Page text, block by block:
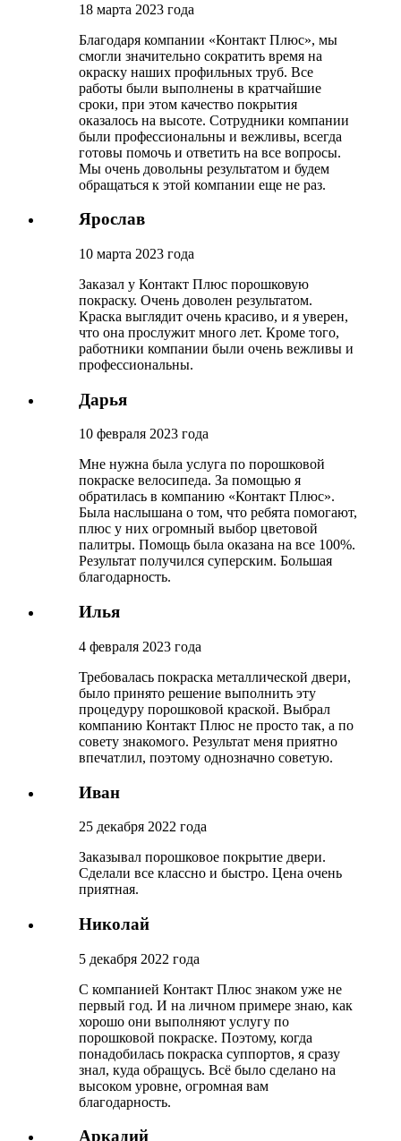
18 марта 2023 года
Благодаря компании «Контакт Плюс», мы
смогли значительно сократить время на
окраску наших профильных труб. Все
работы были выполнены в кратчайшие
сроки, при этом качество покрытия
оказалось на высоте. Сотрудники компании
были профессиональны и вежливы, всегда
готовы помочь и ответить на все вопросы.
Мы очень довольны результатом и будем
обращаться к этой компании еще не раз.
Ярослав
10 марта 2023 года
Заказал у Контакт Плюс порошковую
покраску. Очень доволен результатом.
Краска выглядит очень красиво, и я уверен,
что она прослужит много лет. Кроме того,
работники компании были очень вежливы и
профессиональны.
Дарья
10 февраля 2023 года
Мне нужна была услуга по порошковой
покраске велосипеда. За помощью я
обратилась в компанию «Контакт Плюс».
Была наслышана о том, что ребята помогают,
плюс у них огромный выбор цветовой
палитры. Помощь была оказана на все 100%.
Результат получился суперским. Большая
благодарность.
Илья
4 февраля 2023 года
Требовалась покраска металлической двери,
было принято решение выполнить эту
процедуру порошковой краской. Выбрал
компанию Контакт Плюс не просто так, а по
совету знакомого. Результат меня приятно
впечатлил, поэтому однозначно советую.
Иван
25 декабря 2022 года
Заказывал порошковое покрытие двери.
Сделали все классно и быстро. Цена очень
приятная.
Николай
5 декабря 2022 года
С компанией Контакт Плюс знаком уже не
первый год. И на личном примере знаю, как
хорошо они выполняют услугу по
порошковой покраске. Поэтому, когда
понадобилась покраска суппортов, я сразу
знал, куда обращусь. Всё было сделано на
высоком уровне, огромная вам
благодарность.
Аркадий